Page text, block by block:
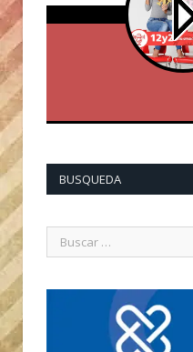
BUSQUEDA